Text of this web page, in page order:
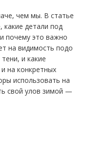
чем мы. В статье
какие детали под
почему это важно
на видимость подо
и какие
на конкретных
использовать на
свой улов зимой —